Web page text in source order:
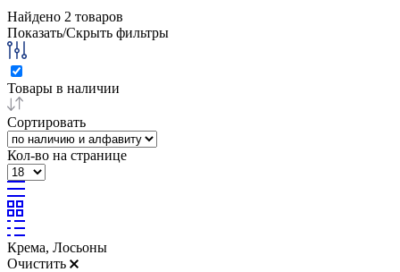
Найдено 2 товаров
Показать/Скрыть фильтры
Товары в наличии
Сортировать
Кол-во на странице
Крема, Лосьоны
Очистить